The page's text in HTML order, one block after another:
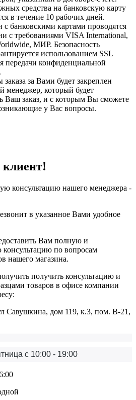
средства на банковскую карту
в течение 10 рабочих дней.
с банковскими картами проводятся
с требованиями VISA International,
МИР. Безопасность
использованием SSL
передачи конфиденциальной
за Вами будет закреплен
менеджер, который будет
Ваш заказ, и с которым Вы сможете
у Вас вопросы.
консультацию нашего менеджера -
в указанное Вами удобное
Вам полную и
по вопросам
нашего магазина.
получить консультацию и
товаров в офисе компании
Савушкина, дом 119, к.3, пом. В-21,
с 10:00 - 19:00